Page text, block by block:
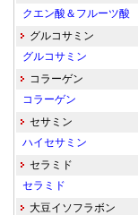
クエン酸＆フルーツ酸
グルコサミン
グルコサミン
コラーゲン
コラーゲン
セサミン
ハイセサミン
セラミド
セラミド
大豆イソフラボン